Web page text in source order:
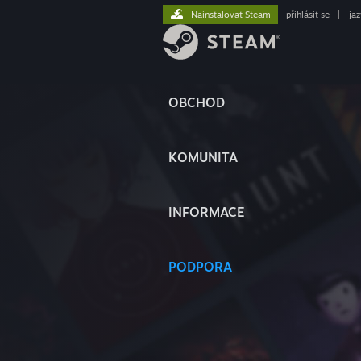
OBCHOD
KOMUNITA
INFORMACE
PODPORA
Nainstalovat Steam přihlásit se